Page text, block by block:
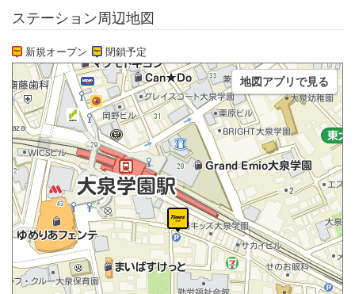
ステーション周辺地図
新規オープン 閉鎖予定
地図アプリで見る